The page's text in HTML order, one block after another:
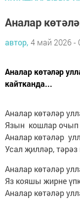
Аналар
автор, 4 май 2026 -
Аналар көтәләр
кайтканда...
Аналар көтәләр
Язын кошлар очып
Аналар көтәләр
Усал җилләр, тәрәз
Аналар көтәләр
Яз кояшы жирне
Аналар көтәләр